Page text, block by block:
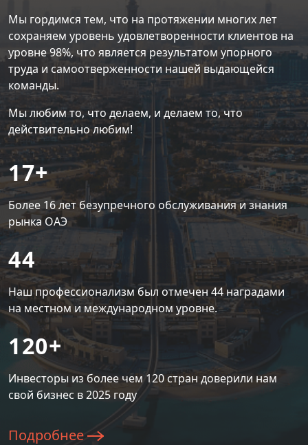
Мы гордимся тем, что на протяжении многих лет
сохраняем уровень удовлетворенности клиентов на
уровне 98%, что является результатом упорного
труда и самоотверженности нашей выдающейся
команды.
Мы любим то, что делаем, и делаем то, что
действительно любим!
17+
Более 16 лет безупречного обслуживания и знания
рынка ОАЭ
44
Наш профессионализм был отмечен 44 наградами
на местном и международном уровне.
120+
Инвесторы из более чем 120 стран доверили нам
свой бизнес в 2025 году
Подробнее